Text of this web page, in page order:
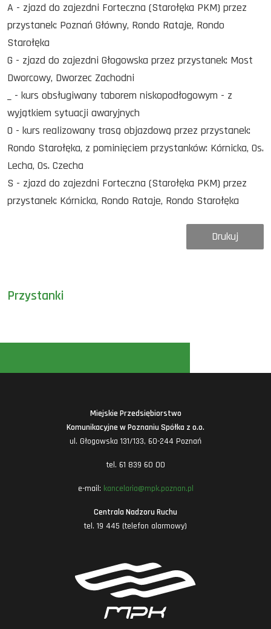
Przystanki
A - zjazd do zajezdni Forteczna (Starołęka PKM) przez
przystanek: Poznań Główny, Rondo Rataje, Rondo
Starołęka
G - zjazd do zajezdni Głogowska przez przystanek: Most
Dworcowy, Dworzec Zachodni
_ - kurs obsługiwany taborem niskopodłogowym - z
wyjątkiem sytuacji awaryjnych
O - kurs realizowany trasą objazdową przez przystanek:
Rondo Starołęka, z pominięciem przystanków: Kórnicka, Os.
Lecha, Os. Czecha
S - zjazd do zajezdni Forteczna (Starołęka PKM) przez
przystanek: Kórnicka, Rondo Rataje, Rondo Starołęka
Drukuj
Miejskie Przedsiębiorstwo
Komunikacyjne w Poznaniu Spółka z o.o.
ul. Głogowska 131/133, 60-244 Poznań
tel. 61 839 60 00
e-mail: kancelaria@mpk.poznan.pl
Centrala Nadzoru Ruchu
tel. 19 445 (telefon alarmowy)